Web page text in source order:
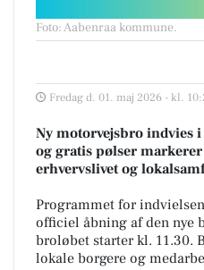
Foto: Aabenraa kommune.
Fredag d. 01. maj 2026 - kl.
Ny motorvejsbro indvies
og gratis pølser
erhvervslivet og
Programmet for
officiel åbning af den nye
broløbet starter kl. 11.30.
lokale borgere og